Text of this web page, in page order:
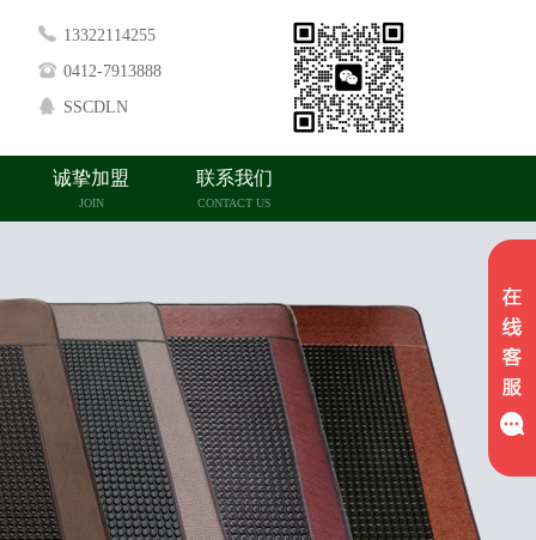
13322114255
0412-7913888
SSCDLN
诚挚加盟
JOIN
联系我们
CONTACT US